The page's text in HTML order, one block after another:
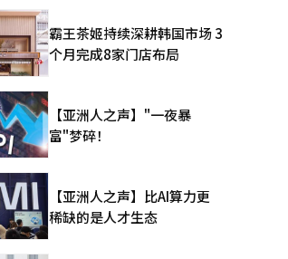
霸王茶姬持续深耕韩国市场 3
个月完成8家门店布局
【亚洲人之声】"一夜暴
富"梦碎！
【亚洲人之声】比AI算力更
稀缺的是人才生态